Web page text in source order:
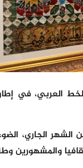
العربي، في إطار
هذا المعرض، الذي يتواصل حتى
والمشهورين